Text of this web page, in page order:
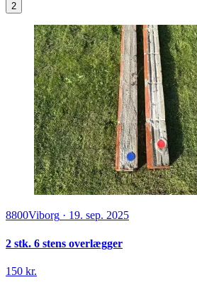
2
8800Viborg · 19. sep. 2025
2 stk. 6 stens overlægger
150 kr.